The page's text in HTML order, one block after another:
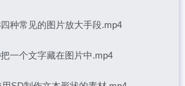
种常见的图片放大手段.mp4
一个文字藏在图片中.mp4